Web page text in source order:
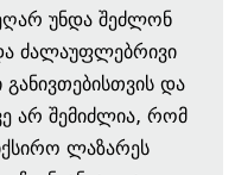
უნდა შეძლონ
ძალაუფლებრივი
განივთებისთვის და
არ შემიძლია, რომ
ლაზარეს